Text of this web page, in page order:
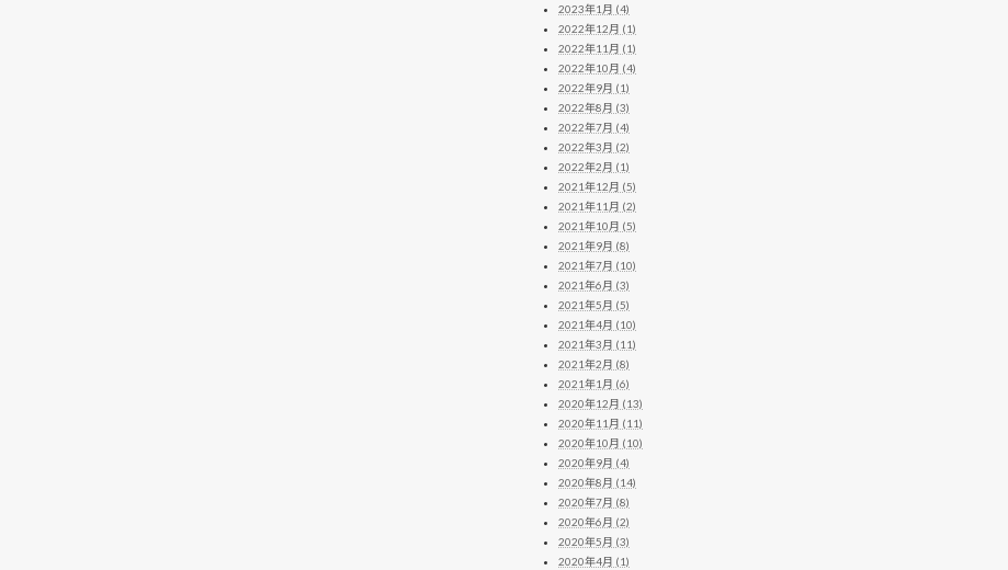
2023年1月 (4)
2022年12月 (1)
2022年11月 (1)
2022年10月 (4)
2022年9月 (1)
2022年8月 (3)
2022年7月 (4)
2022年3月 (2)
2022年2月 (1)
2021年12月 (5)
2021年11月 (2)
2021年10月 (5)
2021年9月 (8)
2021年7月 (10)
2021年6月 (3)
2021年5月 (5)
2021年4月 (10)
2021年3月 (11)
2021年2月 (8)
2021年1月 (6)
2020年12月 (13)
2020年11月 (11)
2020年10月 (10)
2020年9月 (4)
2020年8月 (14)
2020年7月 (8)
2020年6月 (2)
2020年5月 (3)
2020年4月 (1)